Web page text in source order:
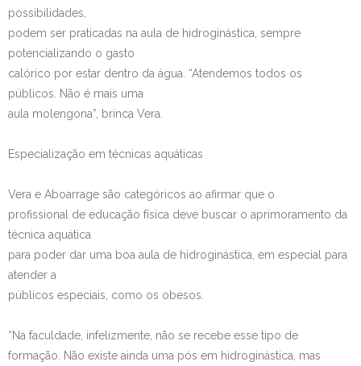
possibilidades,
podem ser praticadas na aula de hidroginástica, sempre
potencializando o gasto
calórico por estar dentro da água. “Atendemos todos os
públicos. Não é mais uma
aula molengona”, brinca Vera.
Especialização em técnicas aquáticas
Vera e Aboarrage são categóricos ao afirmar que o
profissional de educação física deve buscar o aprimoramento da
técnica aquática
para poder dar uma boa aula de hidroginástica, em especial para
atender a
públicos especiais, como os obesos.
“Na faculdade, infelizmente, não se recebe esse tipo de
formação. Não existe ainda uma pós em hidroginástica, mas